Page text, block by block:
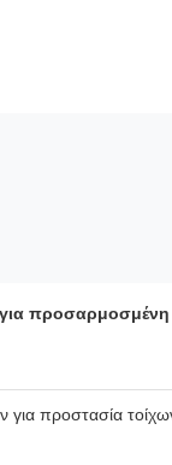
για
προστασία